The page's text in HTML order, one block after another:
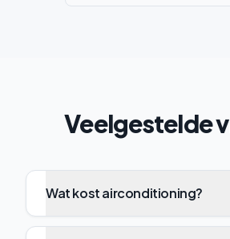
Veelgestelde
Wat kost airconditioning?